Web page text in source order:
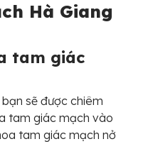
Hà Giang
tam giác
sẽ được chiêm
tam giác mạch vào
tam giác mạch nở